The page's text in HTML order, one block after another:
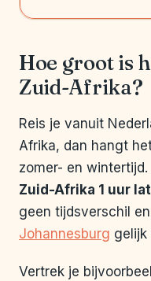
Hoe groot is
Zuid-Afrika?
Reis je vanuit
Afrika, dan hangt
zomer- en wintertijd.
Zuid-Afrika 1 uur
geen tijdsverschil
Johannesburg gelijk
Vertrek je